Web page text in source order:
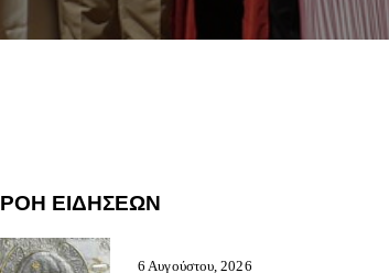
ΡΟΗ ΕΙΔΗΣΕΩΝ
6 Αυγούστου, 2026